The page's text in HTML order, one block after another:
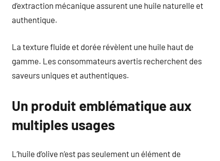
d’extraction mécanique assurent une huile naturelle et
authentique.
La texture fluide et dorée révèlent une huile haut de
gamme. Les consommateurs avertis recherchent des
saveurs uniques et authentiques.
Un produit emblématique aux
multiples usages
L’huile d’olive n’est pas seulement un élément de